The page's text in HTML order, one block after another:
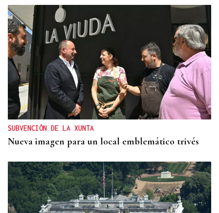
SUBVENCIÓN DE LA XUNTA
Nueva imagen para un local emblemático trivés